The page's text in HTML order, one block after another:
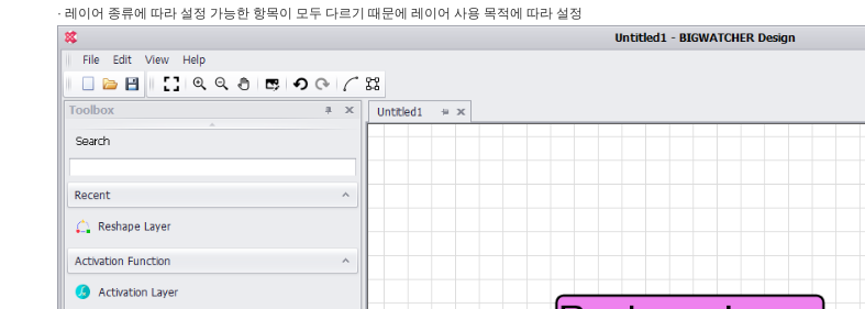
· 레이어 종류에 따라 설정 가능한 항목이 모두 다르기 때문에 레이어 사용 목적에 따라 설정